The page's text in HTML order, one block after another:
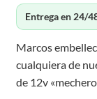
Entrega en 24/
Marcos
cualquiera de
de 12v